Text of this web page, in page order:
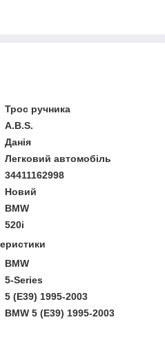
Трос ручника
A.B.S.
Данія
Легковий автомобіль
34411162998
Новий
BMW
520i
BMW
5-Series
5 (E39) 1995-2003
BMW 5 (E39) 1995-2003